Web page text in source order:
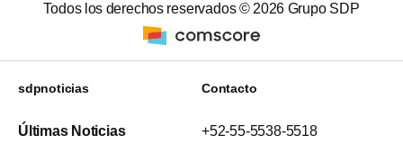
Todos los derechos reservados ©2026 Grupo SDP
sdpnoticias
Últimas Noticias
Contacto
+52-55-5538-5518